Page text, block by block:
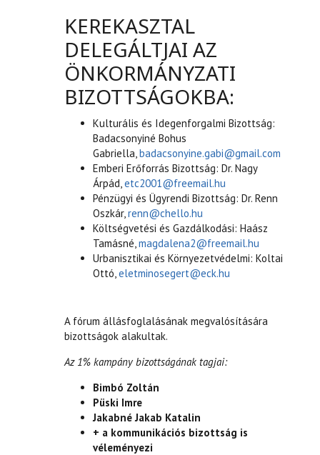
KEREKASZTAL
DELEGÁLTJAI AZ
ÖNKORMÁNYZATI
BIZOTTSÁGOKBA:
Kulturális és Idegenforgalmi Bizottság:
Badacsonyiné Bohus
Gabriella, badacsonyine.gabi@gmail.com
Emberi Erőforrás Bizottság: Dr. Nagy
Árpád, etc2001@freemail.hu
Pénzügyi és Ügyrendi Bizottság: Dr. Renn
Oszkár, renn@chello.hu
Költségvetési és Gazdálkodási: Haász
Tamásné, magdalena2@freemail.hu
Urbanisztikai és Környezetvédelmi: Koltai
Ottó, eletminosegert@eck.hu
A fórum állásfoglalásának megvalósítására
bizottságok alakultak.
Az 1% kampány bizottságának tagjai:
Bimbó Zoltán
Püski Imre
Jakabné Jakab Katalin
+ a kommunikációs bizottság is
véleményezi